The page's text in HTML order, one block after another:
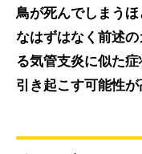
鳥が死んでしまう
なはずはなく前述
る気管支炎に似た症
引き起こす可能性が